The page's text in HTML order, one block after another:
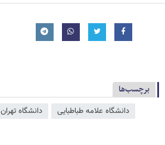
برچسب‌ها
دانشگاه علامه طباطبایی دانشگاه تهران